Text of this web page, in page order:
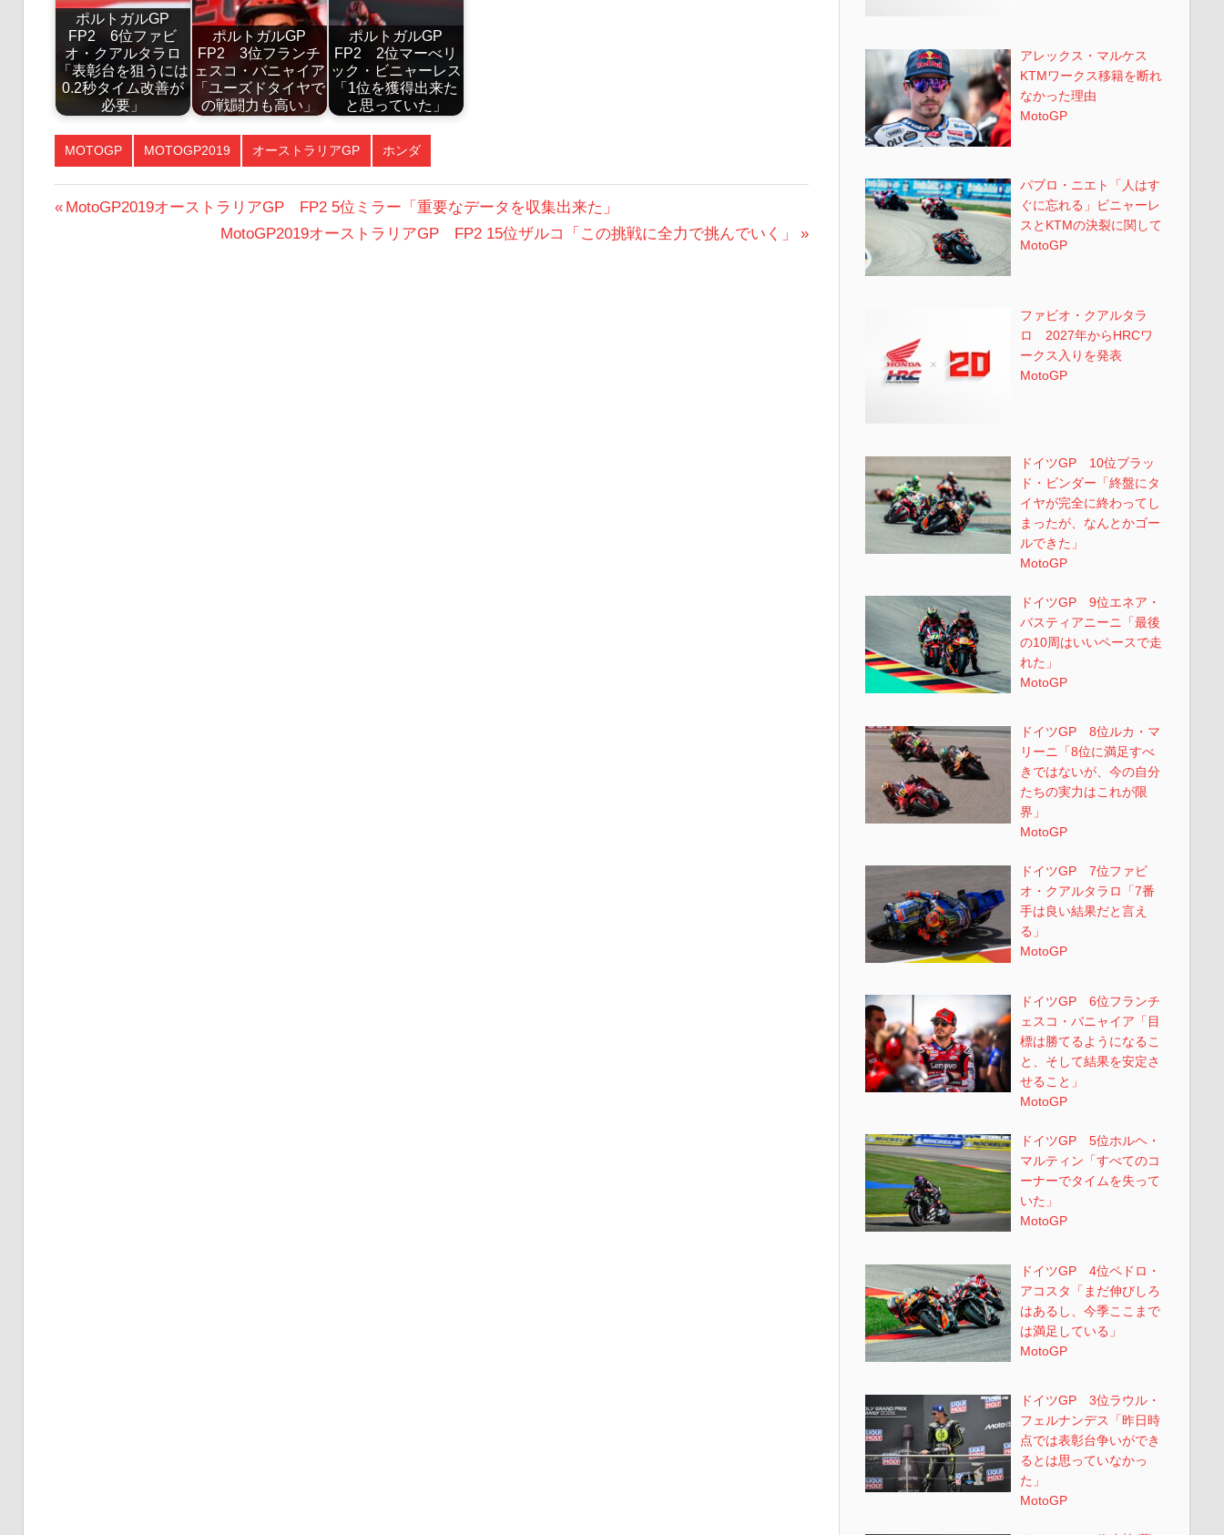
ポルトガルGP
FP2 6位ファビ
オ・クアルタラロ
「表彰台を狙うには
0.2秒タイム改善が
必要」
ポルトガルGP
FP2 3位フランチ
ェスコ・バニャイア
「ユーズドタイヤで
の戦闘力も高い」
ポルトガルGP
FP2 2位マーべリ
ック・ビニャーレス
「1位を獲得出来た
と思っていた」
MOTOGP MOTOGP2019 オーストラリアGP ホンダ
投
前
MotoGP2019オーストラリアGP FP2 5位ミラー「重要なデータを収集出来た」
次
MotoGP2019オーストラリアGP FP2 15位ザルコ「この挑戦に全力で挑んでいく」
アレックス・マルケス
KTMワークス移籍を断れ
なかった理由
MotoGP
パブロ・ニエト「人はす
ぐに忘れる」ビニャーレ
スとKTMの決裂に関して
MotoGP
ファビオ・クアルタラ
ロ 2027年からHRCワ
ークス入りを発表
MotoGP
ドイツGP 10位ブラッ
ド・ビンダー「終盤にタ
イヤが完全に終わってし
まったが、なんとかゴー
ルできた」
MotoGP
ドイツGP 9位エネア・
バスティアニーニ「最後
の10周はいいペースで走
れた」
MotoGP
ドイツGP 8位ルカ・マ
リーニ「8位に満足すべ
きではないが、今の自分
たちの実力はこれが限
界」
MotoGP
ドイツGP 7位ファビ
オ・クアルタラロ「7番
手は良い結果だと言え
る」
MotoGP
ドイツGP 6位フランチ
ェスコ・バニャイア「目
標は勝てるようになるこ
と、そして結果を安定さ
せること」
MotoGP
ドイツGP 5位ホルヘ・
マルティン「すべてのコ
ーナーでタイムを失って
いた」
MotoGP
ドイツGP 4位ペドロ・
アコスタ「まだ伸びしろ
はあるし、今季ここまで
は満足している」
MotoGP
ドイツGP 3位ラウル・
フェルナンデス「昨日時
点では表彰台争いができ
るとは思っていなかっ
た」
MotoGP